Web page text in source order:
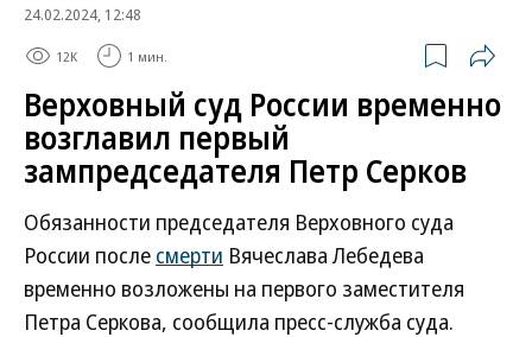
24.02.2024, 12:48
12K 1 мин.
Верховный суд России временно
возглавил первый
зампредседателя Петр Серков
Обязанности председателя Верховного суда
России после смерти Вячеслава Лебедева
временно возложены на первого заместителя
Петра Серкова, сообщила пресс-служба суда.